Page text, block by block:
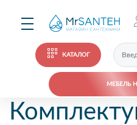
КАТАЛОГ
МЕБЕЛЬ